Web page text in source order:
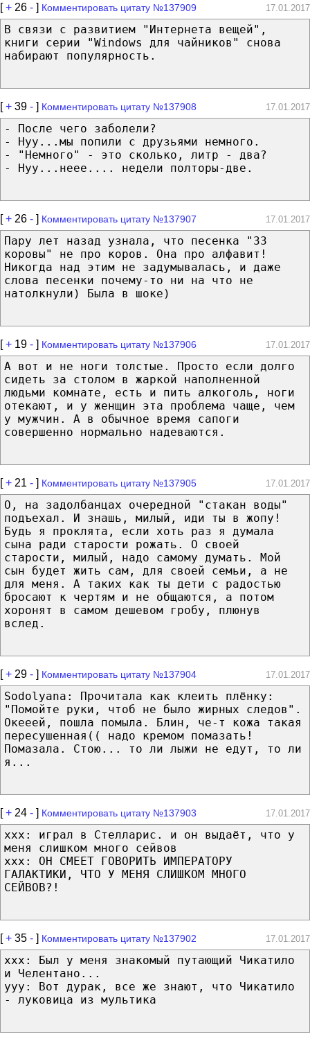
[+ 26 - ] Комментировать цитату №137909 17.01.2017
В связи с развитием "Интернета вещей",
книги серии "Windows для чайников" снова
набирают популярность.
[+ 39 - ] Комментировать цитату №137908 17.01.2017
- После чего заболели?
- Нуу...мы попили с друзьями немного.
- "Немного" - это сколько, литр - два?
- Нуу...неее.... недели полторы-две.
[+ 26 - ] Комментировать цитату №137907 17.01.2017
Пару лет назад узнала, что песенка "33
коровы" не про коров. Она про алфавит!
Никогда над этим не задумывалась, и даже
слова песенки почему-то ни на что не
натолкнули) Была в шоке)
[+ 19 - ] Комментировать цитату №137906 17.01.2017
А вот и не ноги толстые. Просто если долго
сидеть за столом в жаркой наполненной
людьми комнате, есть и пить алкоголь, ноги
отекают, и у женщин эта проблема чаще, чем
у мужчин. А в обычное время сапоги
совершенно нормально надеваются.
[+ 21 - ] Комментировать цитату №137905 17.01.2017
О, на задолбанцах очередной "стакан воды"
подъехал. И знашь, милый, иди ты в жопу!
Будь я проклята, если хоть раз я думала
сына ради старости рожать. О своей
старости, милый, надо самому думать. Мой
сын будет жить сам, для своей семьи, а не
для меня. А таких как ты дети с радостью
бросают к чертям и не общаются, а потом
хоронят в самом дешевом гробу, плюнув
вслед.
[+ 29 - ] Комментировать цитату №137904 17.01.2017
Sodolyana: Прочитала как клеить плёнку:
"Помойте руки, чтоб не было жирных следов".
Окееей, пошла помыла. Блин, че-т кожа такая
пересушенная(( надо кремом помазать!
Помазала. Стою... то ли лыжи не едут, то ли
я...
[+ 24 - ] Комментировать цитату №137903 17.01.2017
xxx: играл в Стелларис. и он выдаёт, что у
меня слишком много сейвов
xxx: ОН СМЕЕТ ГОВОРИТЬ ИМПЕРАТОРУ
ГАЛАКТИКИ, ЧТО У МЕНЯ СЛИШКОМ МНОГО
СЕЙВОВ?!
[+ 35 - ] Комментировать цитату №137902 17.01.2017
xxx: Был у меня знакомый путающий Чикатило
и Челентано...
yyy: Вот дурак, все же знают, что Чикатило
- луковица из мультика